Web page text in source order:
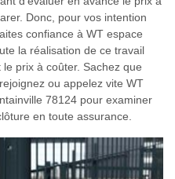
Donc, pour vos intention
confiance à WT espace
la réalisation de ce travail
prix à coûter. Sachez que
ou appelez vite WT
78124 pour examiner
en toute assurance.